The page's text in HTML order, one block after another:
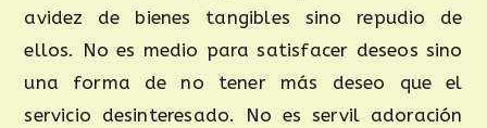
avidez de bienes tangibles sino repudio de
ellos. No es medio para satisfacer deseos sino
una forma de no tener más deseo que el
servicio desinteresado. No es servil adoración